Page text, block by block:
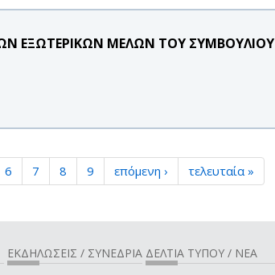
ΕΞΩΤΕΡΙΚΩΝ ΜΕΛΩΝ ΤΟΥ ΣΥΜΒΟΥΛΙΟΥ
6 7 8 9 επόμενη › τελευταία »
ΕΚΔΗΛΩΣΕΙΣ / ΣΥΝΕΔΡΙΑ ΔΕΛΤΙΑ ΤΥΠΟΥ / ΝΕΑ